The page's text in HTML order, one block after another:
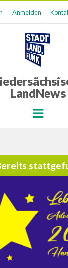
Anmelden
LandNews
Menu